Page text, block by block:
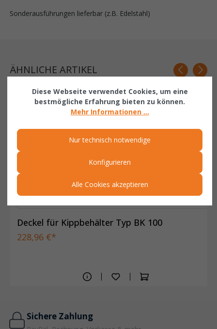
Sonderausführungen lieferbar (z.B. Edelstahl)
ÄHNLICHE ARTIKEL
Related products
Deckel für Kippbehälter Typ BK 100
228,96 €*
Sichere Zahlung
Diese Webseite verwendet Cookies, um eine
bestmögliche Erfahrung bieten zu können.
Mehr Informationen ...
Nur technisch notwendige
Konfigurieren
Alle Cookies akzeptieren